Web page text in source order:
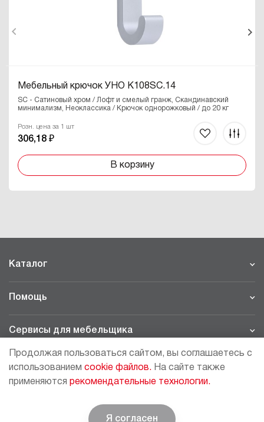
Мебельный крючок УНО K108SC.14
SC - Сатиновый хром / Лофт и смелый гранж, Скандинавский
минимализм, Неоклассика / Крючок однорожковый / до 20 кг
Розн. цена за 1 шт
306,18 ₽
В корзину
Каталог
Помощь
Сервисы для мебельщика
МОСКВА - ШОУРУМ/СКЛАД
Продолжая пользоваться сайтом, вы соглашаетесь с
использованием cookie файлов. На сайте также
применяются рекомендательные технологии.
Я согласен